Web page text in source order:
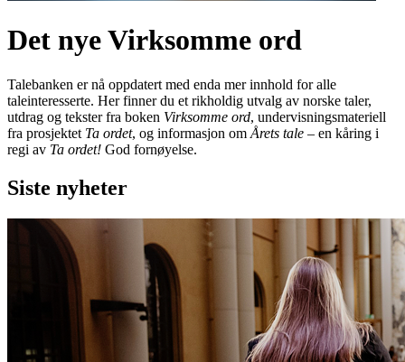
Det nye Virksomme ord
Talebanken er nå oppdatert med enda mer innhold for alle
taleinteresserte. Her finner du et rikholdig utvalg av norske taler,
utdrag og tekster fra boken Virksomme ord, undervisningsmateriell
fra prosjektet Ta ordet, og informasjon om Årets tale – en kåring i
regi av Ta ordet! God fornøyelse.
Siste nyheter